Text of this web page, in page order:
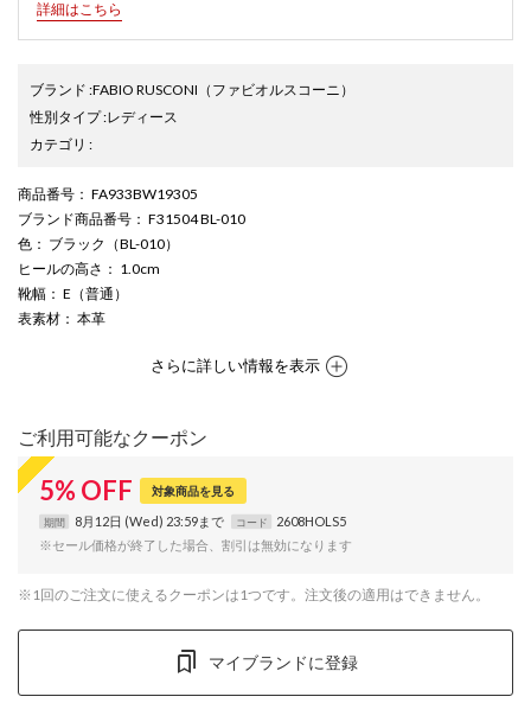
詳細はこちら
ブランド :FABIO RUSCONI （ファビオルスコーニ）
性別タイプ:レディース
カテゴリ :
商品番号 ： FA933BW19305
ブランド商品番号 ： F31504 BL-010
色 ： ブラック（BL-010）
ヒールの高さ ： 1.0cm
靴幅 ： E（普通）
表素材 ： 本革
さらに詳しい情報を表示
ご利用可能なクーポン
5% OFF 対象商品を見る
期間 8月12日 (Wed) 23:59まで コード
2608HOLS5
※セール価格が終了した場合、割引は無効になります
※1回のご注文に使えるクーポンは1つです。注文後の適用はできません。
マイブランドに登録